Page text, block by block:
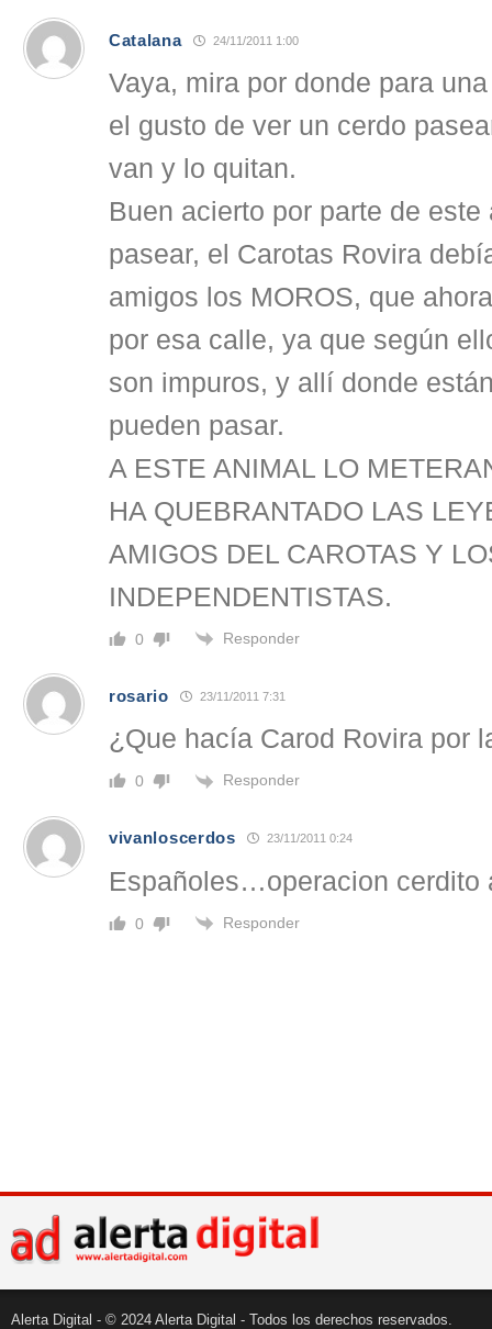
Catalana 24/11/2011 1:00
Vaya, mira por donde para
el gusto de ver un cerdo
van y lo quitan.
Buen acierto por parte de
pasear, el Carotas Rovira
amigos los MOROS, que
por esa calle, ya que según
son impuros, y allí donde
pueden pasar.
A ESTE ANIMAL LO
HA QUEBRANTADO LAS
AMIGOS DEL CAROTAS Y
INDEPENDENTISTAS.
0 Responder
rosario 23/11/2011 7:31
¿Que hacía Carod Rovira por
0 Responder
vivanloscerdos 23/11/2011 0:24
Españoles…operacion cerdito
0 Responder
Alerta Digital - © 2024 Alerta Digital - Todos los derechos reservados.